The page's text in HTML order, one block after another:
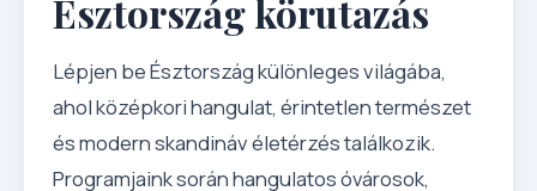
Észtország körutazás
Lépjen be Észtország különleges világába,
ahol középkori hangulat, érintetlen természet
és modern skandináv életérzés találkozik.
Programjaink során hangulatos óvárosok,